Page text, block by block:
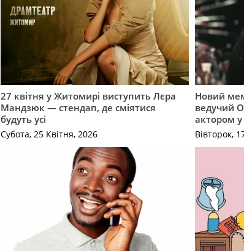
27 квітня у Житомирі виступить Лєра
Мандзюк — стендап, де сміятися
будуть усі
Субота, 25 Квітня, 2026
Новий
ведучий
актором у
Вівторок,